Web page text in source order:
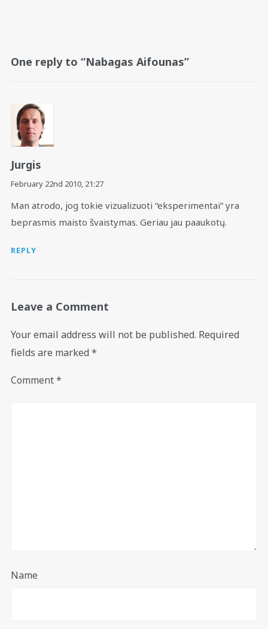
One reply to “Nabagas Aifounas”
Jurgis
February 22nd 2010, 21:27
Man atrodo, jog tokie vizualizuoti “eksperimentai” yra
beprasmis maisto švaistymas. Geriau jau paaukotų.
REPLY
Leave a Comment
Your email address will not be published. Required
fields are marked *
Comment*
Name